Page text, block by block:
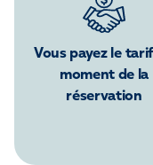
Vous payez le
moment de la
réservation